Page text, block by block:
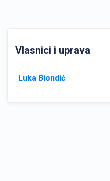
Vlasnici i uprava
Luka Biondić